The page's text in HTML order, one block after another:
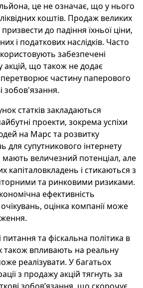
це не означає, що у нього
коштів. Продаж великих
до падіння їхньої ціни,
і податкових наслідків. Часто
забезпечені
акцій, що також не додає
перетворює частину паперового
зобов'язання.
статків закладаються
проекти, зокрема успіхи
на Марс та розвитку
для супутникового інтернету
величезний потенціал, але
капіталовкладень і стикаються з
та ринковими ризиками.
ефективність
оцінка компанії може
та фіскальна політика в
також впливають на реальну
реалізувати. У багатьох
з продажу акцій тягнуть за